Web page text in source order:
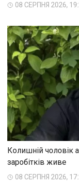
08 СЕРПНЯ 2026,
Колишній чоловік
заробітків живе
08 СЕРПНЯ 2026,